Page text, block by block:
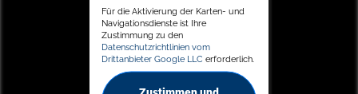
Für die Aktivierung der Karten- und
Navigationsdienste ist Ihre
Zustimmung zu den
Datenschutzrichtlinien vom
Drittanbieter Google LLC erforderlich.